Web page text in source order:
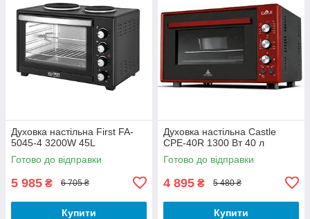
Духовка настільна First FA-
5045-4 3200W 45L
Готово до відправки
5 985 ₴ 6 705 ₴
Купити
Духовка настільна Castle
CPE-40R 1300 Вт 40 л
Готово до відправки
4 895 ₴ 5 480 ₴
Купити